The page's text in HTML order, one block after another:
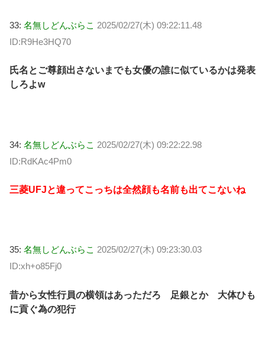
33: 名無しどんぶらこ 2025/02/27(木) 09:22:11.48
ID:R9He3HQ70
氏名とご尊顔出さないまでも女優の誰に似ているかは発表
しろよw
34: 名無しどんぶらこ 2025/02/27(木) 09:22:22.98
ID:RdKAc4Pm0
三菱UFJと違ってこっちは全然顔も名前も出てこないね
35: 名無しどんぶらこ 2025/02/27(木) 09:23:30.03
ID:xh+o85Fj0
昔から女性行員の横領はあっただろ 足銀とか 大体ひも
に貢ぐ為の犯行